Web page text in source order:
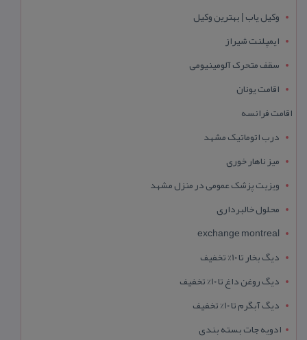
وکیل یاب | بهترین وکیل
ایمپلنت شیراز
سقف متحرک آلومینیومی
اقامت یونان
اقامت فرانسه
درب اتوماتیک مشهد
میز ناهار خوری
ویزیت پزشک عمومی در منزل مشهد
محلول خالبرداری
exchange montreal
دیگ بخار تا 10% تخفیف
دیگ روغن داغ تا 10% تخفیف
دیگ آبگرم تا 10% تخفیف
ادویه جات بسته بندی